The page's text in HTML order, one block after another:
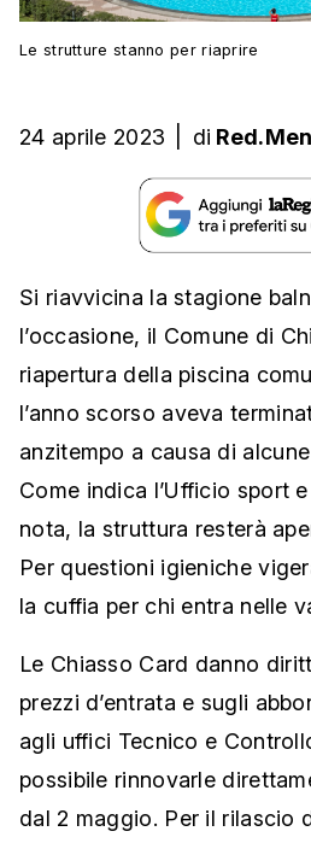
Le strutture stanno per riaprire
24 aprile 2023 di
Si riavvicina la stagione
l’occasione, il Comune di
riapertura della piscina
l’anno scorso aveva
anzitempo a causa di
Come indica l’Ufficio sport
nota, la struttura resterà
Per questioni igieniche
la cuffia per chi entra nelle
Le Chiasso Card danno
prezzi d’entrata e sugli
agli uffici Tecnico e
possibile rinnovarle
dal 2 maggio. Per il rilascio